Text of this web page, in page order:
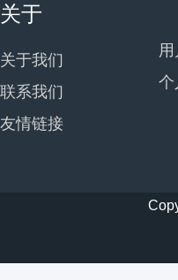
关于
关于我们
联系我们
友情链接
个